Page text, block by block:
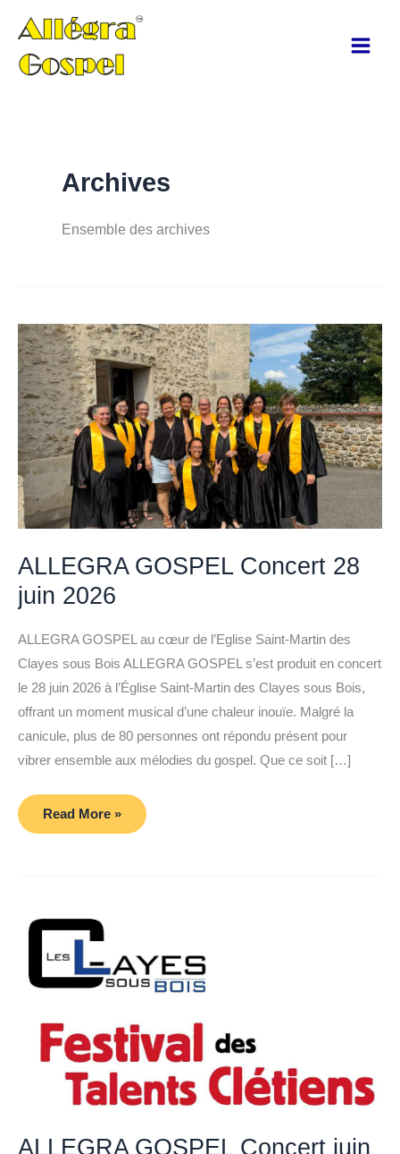
contenu
Archives
Ensemble des archives
ALLEGRA GOSPEL Concert 28
juin 2026
ALLEGRA GOSPEL au cœur de l’Eglise Saint-Martin des
Clayes sous Bois ALLEGRA GOSPEL s’est produit en concert
le 28 juin 2026 à l’Église Saint-Martin des Clayes sous Bois,
offrant un moment musical d’une chaleur inouïe. Malgré la
canicule, plus de 80 personnes ont répondu présent pour
vibrer ensemble aux mélodies du gospel. Que ce soit […]
ALLEGRA
Concert
Read More »
ALLEGRA GOSPEL Concert juin